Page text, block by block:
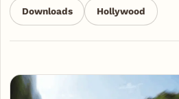
Downloads Hollywood
Articles